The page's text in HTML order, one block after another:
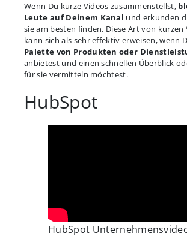
Wenn Du kurze Videos zusammenstellst,
Leute auf Deinem Kanal und erkunden
sie am besten finden. Diese Art von kurzen
kann sich als sehr effektiv erweisen, wenn
Palette von Produkten oder
anbietest und einen schnellen Überblick
für sie vermitteln möchtest.
HubSpot
HubSpot